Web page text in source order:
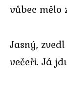
vůbec mělo
Jasný,
večeři. Já